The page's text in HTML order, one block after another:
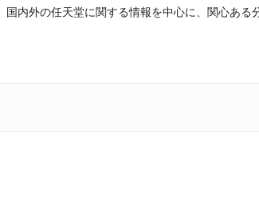
内外の任天堂に関する情報を中心に、関心ある